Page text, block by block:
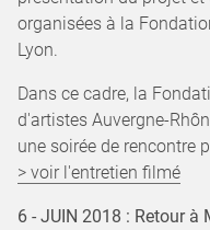
organisées à la
Lyon.
Dans ce cadre, la
d'artistes Auvergne-
une soirée de rencontre
> voir l'entretien filmé
6 - JUIN 2018 : Retour à